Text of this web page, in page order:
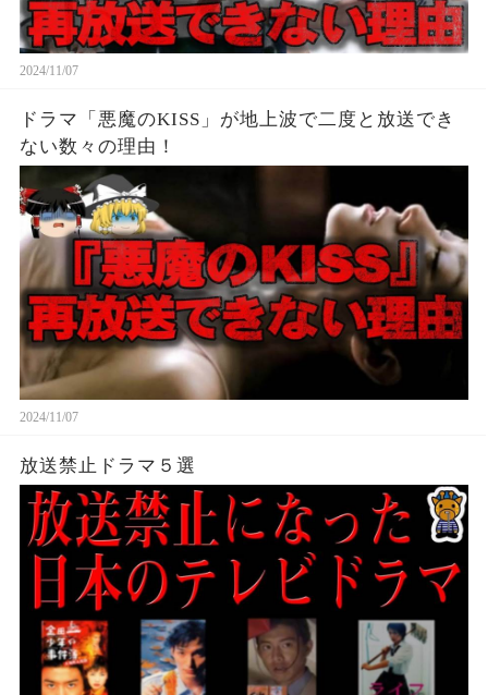
2024/11/07
ドラマ「悪魔のKISS」が地上波で二度と放送でき
ない数々の理由！
2024/11/07
放送禁止ドラマ５選